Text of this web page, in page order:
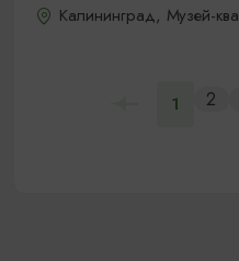
Калининград, Музей-
1 2